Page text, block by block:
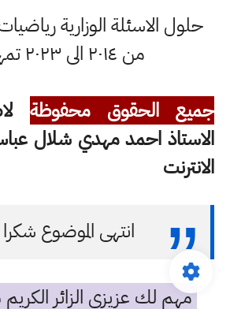
حلول الاسئلة الوزارية
من ٢٠١٤ الى ٢٠٢٣ تمهيدي
جميع الحقوق محفوظة
الاستاذ احمد مهدي شلال
الانترنت
انتهى الموضوع
مهم لك عزيزي الزائر